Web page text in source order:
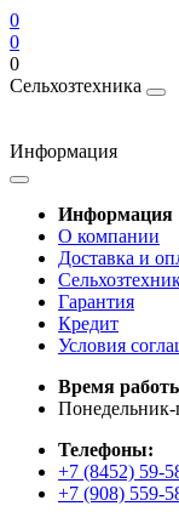
0
0
0
Сельхозтехника
Информация
Информация
О компании
Доставка и
Гарантия
Кредит
Условия
Время
Понедельник-
Телефоны:
+7 (8452) 59-
+7 (908) 559-